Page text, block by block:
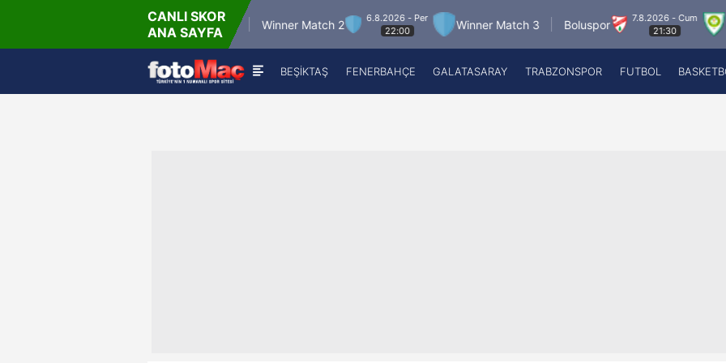
CANLI SKOR
ANA SAYFA
Winner Match 12 Winner Match 2
6.8.2026 - Per
22:00
Winner Match 3 Boluspor
7.8.2026 - Cum
21:30
Manisa
BEŞİKTAŞ FENERBAHÇE GALATASARAY TRABZONSPOR FUTBOL